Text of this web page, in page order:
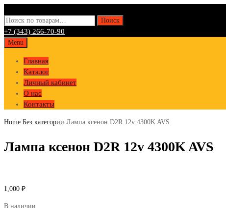
Искать: Поиск
+7 (343) 266-70-90
Skip
content
Menu
Главная
Каталог
Личный кабинет
О нас
Контакты
Home Без категории Лампа ксенон D2R 12v 4300K AVS
Лампа ксенон D2R 12v 4300K AVS
1,000 ₽
В наличии